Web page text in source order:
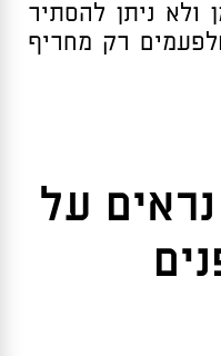
ולא ניתן להסתיר
רק מחריף
על